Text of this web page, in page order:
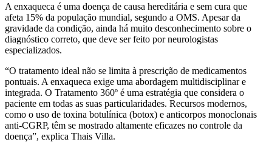
A enxaqueca é uma doença de causa hereditária e sem cura que
afeta 15% da população mundial, segundo a OMS. Apesar da
gravidade da condição, ainda há muito desconhecimento sobre o
diagnóstico correto, que deve ser feito por neurologistas
especializados.
“O tratamento ideal não se limita à prescrição de medicamentos
pontuais. A enxaqueca exige uma abordagem multidisciplinar e
integrada. O Tratamento 360º é uma estratégia que considera o
paciente em todas as suas particularidades. Recursos modernos,
como o uso de toxina botulínica (botox) e anticorpos monoclonais
anti-CGRP, têm se mostrado altamente eficazes no controle da
doença”, explica Thais Villa.